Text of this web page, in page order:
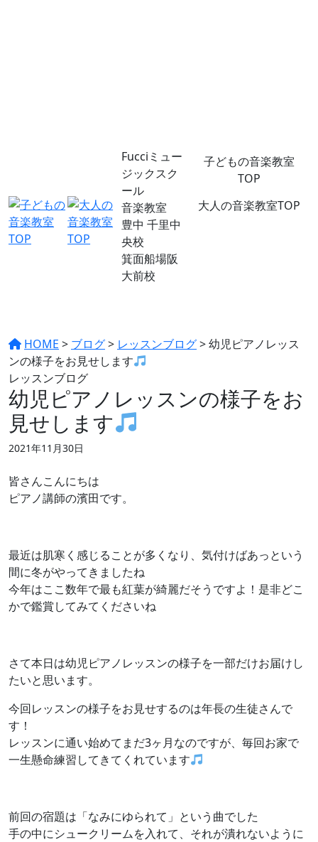
Fucciミュー
ジックスク
ール
音楽教室
豊中 千里中
央校
箕面船場阪
大前校
子どもの音楽教室
TOP
大人の音楽教室TOP
HOME > ブログ> レッスンブログ>幼児ピアノレッス
ンの様子をお見せします
レッスンブログ
幼児ピアノレッスンの様子をお
見せします
2021年11月30日
皆さんこんにちは
ピアノ講師の濱田です。
最近は肌寒く感じることが多くなり、気付けばあっという
間に冬がやってきましたね
今年はここ数年で最も紅葉が綺麗だそうですよ！是非どこ
かで鑑賞してみてくださいね
さて本日は幼児ピアノレッスンの様子を一部だけお届けし
たいと思います。
今回レッスンの様子をお見せするのは年長の生徒さんで
す！
レッスンに通い始めてまだ3ヶ月なのですが、毎回お家で
一生懸命練習してきてくれています
前回の宿題は「なみにゆられて」という曲でした
手の中にシュークリームを入れて、それが潰れないように